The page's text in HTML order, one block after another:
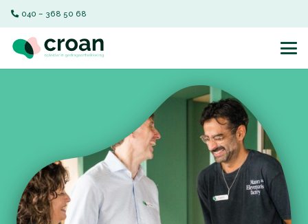
040 – 368 50 68‬